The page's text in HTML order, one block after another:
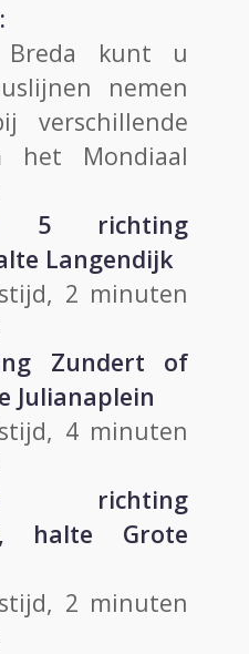
Breda kunt u
nemen
verschillende
het Mondiaal
richting
Langendijk
2 minuten
Zundert of
Julianaplein
4 minuten
richting
halte Grote
2 minuten